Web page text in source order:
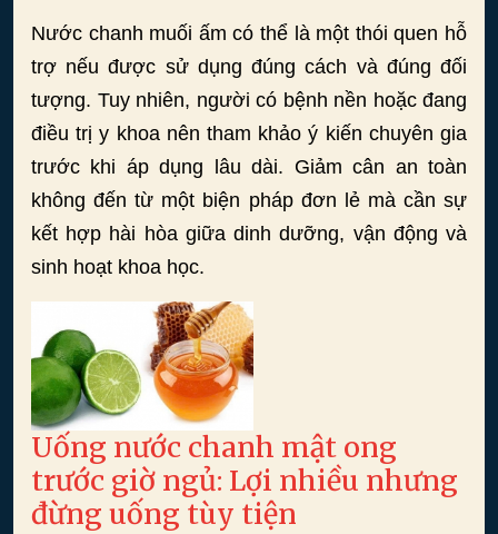
Nước chanh muối ấm có thể là một thói quen hỗ
trợ nếu được sử dụng đúng cách và đúng đối
tượng. Tuy nhiên, người có bệnh nền hoặc đang
điều trị y khoa nên tham khảo ý kiến chuyên gia
trước khi áp dụng lâu dài. Giảm cân an toàn
không đến từ một biện pháp đơn lẻ mà cần sự
kết hợp hài hòa giữa dinh dưỡng, vận động và
sinh hoạt khoa học.
Uống nước chanh mật ong
trước giờ ngủ: Lợi nhiều nhưng
đừng uống tùy tiện